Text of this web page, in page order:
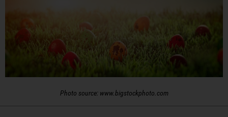
Photo source: www.bigstockphoto.com